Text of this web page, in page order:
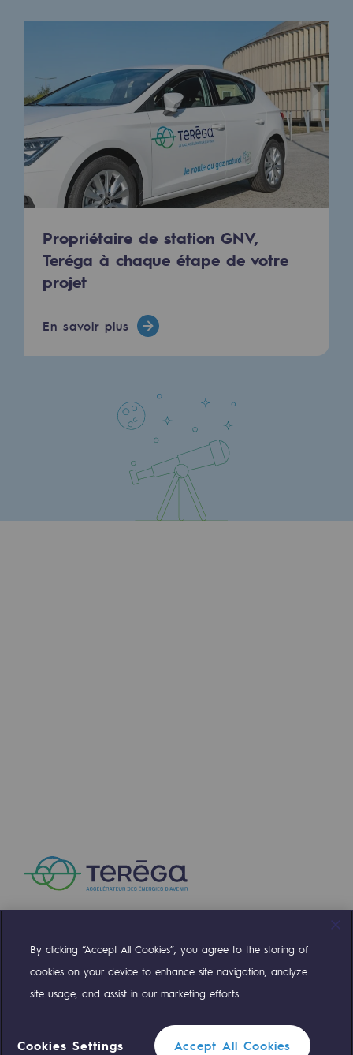
Propriétaire de station GNV,
Teréga à chaque étape de votre
projet
En savoir plus
Compte TwitterCompte Facebook
Compte LinkedinCompte Youtube
By clicking “Accept All Cookies”, you agree to the storing of
cookies on your device to enhance site navigation, analyze
site usage, and assist in our marketing efforts.
Cookies Settings Accept All Cookies